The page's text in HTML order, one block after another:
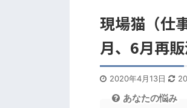
現場猫（仕
月、6月再販
2020年4月13日
あなたの悩み